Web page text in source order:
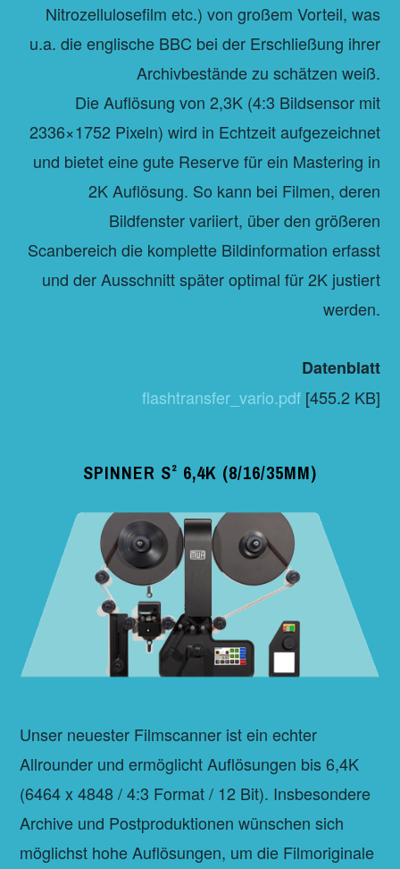
Nitrozellulosefilm etc.) von großem Vorteil, was
u.a. die englische BBC bei der Erschließung ihrer
Archivbestände zu schätzen weiß.
Die Auflösung von 2,3K (4:3 Bildsensor mit
2336×1752 Pixeln) wird in Echtzeit aufgezeichnet
und bietet eine gute Reserve für ein Mastering in
2K Auflösung. So kann bei Filmen, deren
Bildfenster variiert, über den größeren
Scanbereich die komplette Bildinformation erfasst
und der Ausschnitt später optimal für 2K justiert
werden.
Datenblatt
flashtransfer_vario.pdf[455.2 KB]
SPINNER S² 6,4K (8/16/35MM)
Unser neuester Filmscanner ist ein echter
Allrounder und ermöglicht Auflösungen bis 6,4K
(6464 x 4848 / 4:3 Format / 12 Bit). Insbesondere
Archive und Postproduktionen wünschen sich
möglichst hohe Auflösungen, um die Filmoriginale